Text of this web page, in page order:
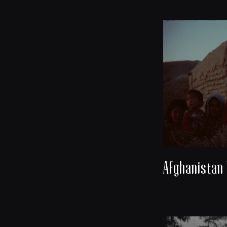
Afghanistan